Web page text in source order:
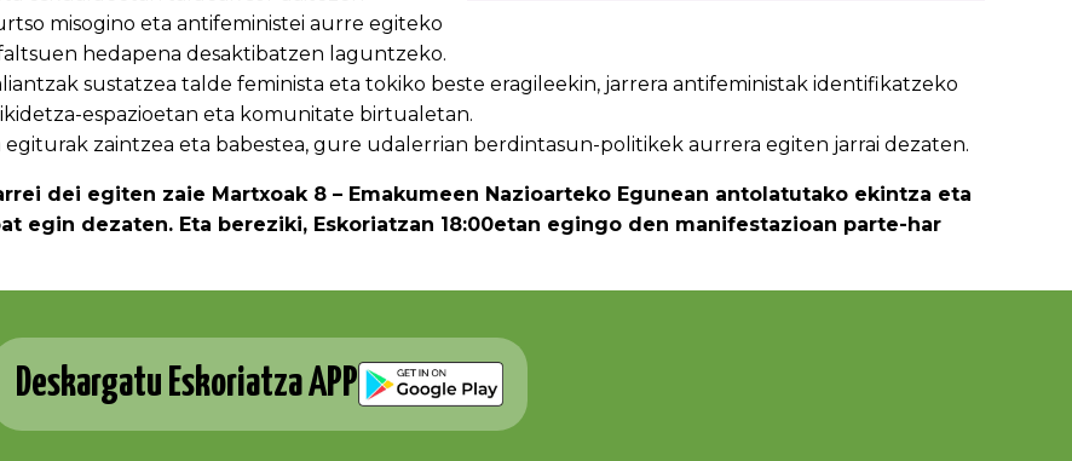
misogino eta antifeministei aurre egiteko
hedapena desaktibatzen laguntzeko.
sustatzea talde feminista eta tokiko beste eragileekin, jarrera antifeministak identifikatzeko
espazioetan eta komunitate birtualetan.
egiturak zaintzea eta babestea, gure udalerrian berdintasun-politikek aurrera egiten jarrai dezaten.
dei egiten zaie Martxoak 8 – Emakumeen Nazioarteko Egunean antolatutako ekintza eta
egin dezaten. Eta bereziki, Eskoriatzan 18:00etan egingo den manifestazioan parte-har
Deskargatu Eskoriatza APP